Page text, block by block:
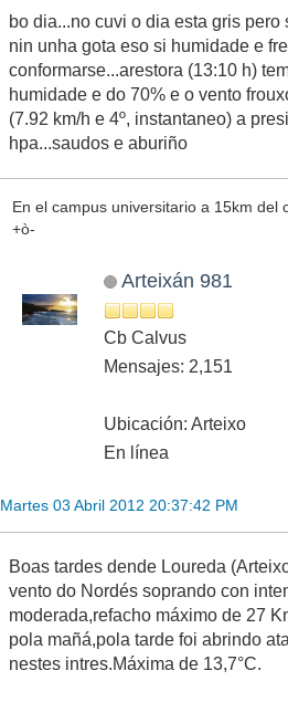
bo dia...no cuvi o dia esta gris
nin unha gota eso si humidade e
conformarse...arestora (13:10 h)
humidade e do 70% e o vento
(7.92 km/h e 4º, instantaneo) a
hpa...saudos e aburiño
En el campus universitario a 15km del
+ò-
Arteixán 981
Cb Calvus
Mensajes: 2,151
Ubicación: Arteixo
En línea
Martes 03 Abril 2012 20:37:42 PM
Boas tardes dende Loureda
vento do Nordés soprando con
moderada,refacho máximo de 27
pola mañá,pola tarde foi abrindo
nestes intres.Máxima de 13,7°C.